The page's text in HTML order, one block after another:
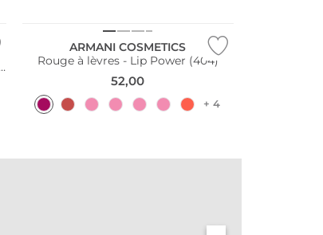
ARMANI COSMETICS
Rouge à lèvres - Lip Power (404)
52,00
+ 4